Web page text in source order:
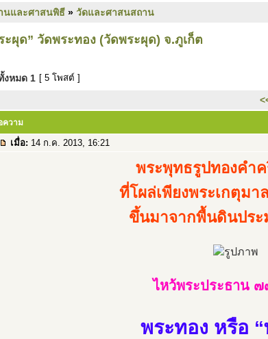
นและศาสนพิธี » วัดและศาสนสถาน
ะผุด” วัดพระทอง (วัดพระผุด) จ.ภูเก็ต
งหมด 1 [ 5 โพสต์ ]
ความ
เมื่อ: 14 ก.ค. 2013, 16:21
พระพุทธรูปทองคำค
ที่โผล่เพียงพระเกตุมา
ขึ้นมาจากพื้นดินปร
ไหว้พระประธาน
พระทอง หรือ